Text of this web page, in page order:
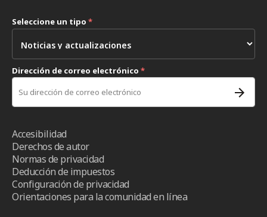
Seleccione un tipo *
Dirección de correo electrónico *
Accesibilidad
Derechos de autor
Normas de privacidad
Deducción de impuestos
Configuración de privacidad
Orientaciones para la comunidad en línea